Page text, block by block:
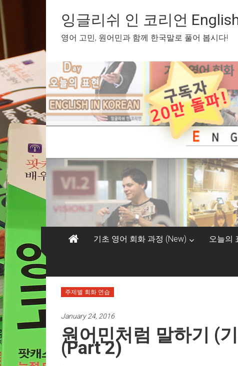
content잉글리쉬 인 코리언
영어 고민, 원어민과 함께 한국말로 풀어 봅
기초 영어 회화 과정 (New) 오늘의
주제별 회화 연습
January 24, 2016
원어민처럼 말하기 (
(Part 2)